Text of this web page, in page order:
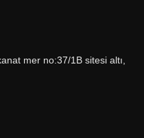
mer no:37/1B sitesi altı,